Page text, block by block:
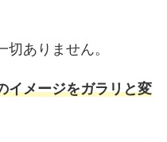
ありません。
イメージをガラリと変